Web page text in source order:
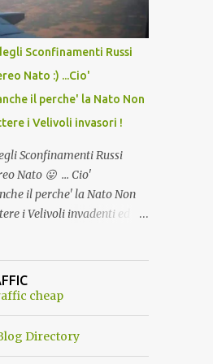
Ghiacciato, ma
a Temperatura
l'articolo per NON
Sconfinamenti Russi
Nato :) ...Cio'
il perche' la Nato Non
i Velivoli invasori !
Sconfinamenti Russi
Nato 😛 ... Cio'
il perche' la Nato Non
i Velivoli invadenti ed
un'invasione dello spazio
di un robot chiamato
Nato o forse una "False
cheap
Directory